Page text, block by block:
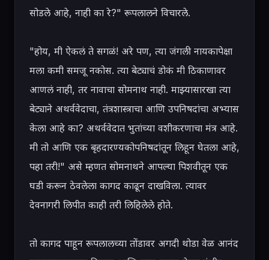
सोडले आहे, नाही का रे?" रूपलालने विचारले.
"होय, मी ऐकलं ते सगळं! अरे पण, त्या जंगली नायकापेक्षा
मला कमी समजू नकोस. त्या बेट्याचं डोकं मी ठिकाणावर
आणलं नाही, तर नावाचा सोमनाथ नाही. माझ्यासारखा त्या
बेट्याने अथर्ववेदाचा, तंत्रशास्त्राचा आणि उपनिषदांचा अभ्यास
केला आहे का? अथर्ववेदात भुतांच्या वशीकरणाचा मंत्र आहे.
मी तो आणि एक बृहदारण्यकोपनिषदांतून लिहून घेतला आहे,
पहा तरी!" असे म्हणत सोमनाथने आपल्या पिशवीतून एक
घडी करून ठेवलेला कागद काढून दाखविला. त्यावर
देवनागरी लिपीत काही तरी लिहिलेले होते.
तो कागद पाहून रूपलालच्या तोंडावर अगदी थोडा वेळ आनंद